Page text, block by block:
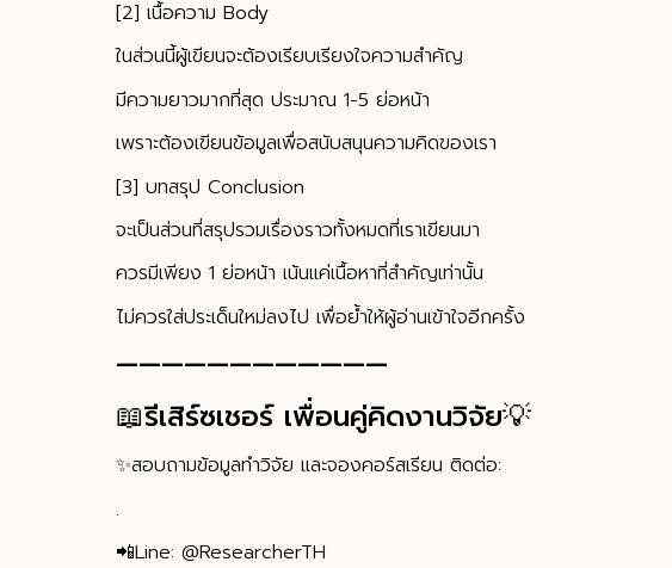
[2] เนื้อความ Body
ในส่วนนี้ผู้เขียนจะต้องเรียบเรียงใจความสำคัญ
มีความยาวมากที่สุด ประมาณ 1-5 ย่อหน้า
เพราะต้องเขียนข้อมูลเพื่อสนับสนุนความคิดของเรา
[3] บทสรุป Conclusion
จะเป็นส่วนที่สรุปรวมเรื่องราวทั้งหมดที่เราเขียนมา
ควรมีเพียง 1 ย่อหน้า เน้นแค่เนื้อหาที่สำคัญเท่านั้น
ไม่ควรใส่ประเด็นใหม่ลงไป เพื่อย้ำให้ผู้อ่านเข้าใจอีกครั้ง
————————————
📖รีเสิร์ซเชอร์ เพื่อนคู่คิดงานวิจัย💡
✨สอบถามข้อมูลทำวิจัย และจองคอร์สเรียน ติดต่อ:
.
📲Line: @ResearcherTH